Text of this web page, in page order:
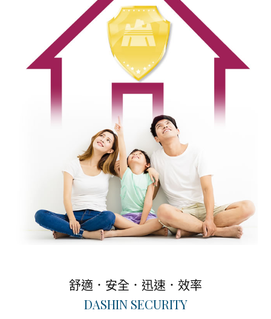
舒適．安全．迅速．效率
DASHIN SECURITY